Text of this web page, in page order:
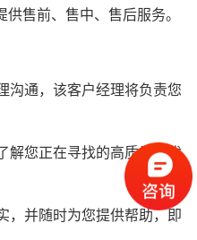
售前、售中、售后服务。
沟通，该客户经理将负责您
解您正在寻找的高质量、优
，并随时为您提供帮助，即